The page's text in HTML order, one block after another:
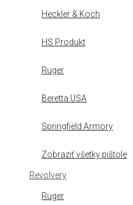
Heckler & Koch
HS Produkt
Ruger
Beretta USA
Springfield Armory
Zobraziť všetky pištole
Revolvery
Ruger